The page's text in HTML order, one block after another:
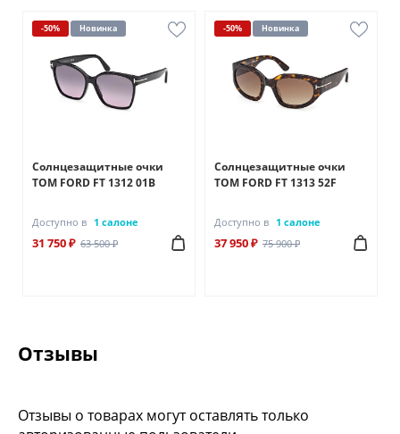
-50% Новинка
Солнцезащитные очки
TOM FORD FT 1312 01B
Доступно в 1 салоне
31 750 ₽ 63 500 ₽
-50% Новинка
Солнцезащитные очки
TOM FORD FT 1313 52F
Доступно в 1 салоне
37 950 ₽ 75 900 ₽
Отзывы
Отзывы о товарах могут оставлять только